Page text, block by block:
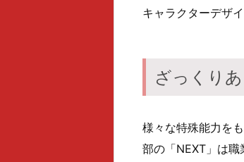
キャラクターデザ
ざっくり
様々な特殊能力を
部の「NEXT」は